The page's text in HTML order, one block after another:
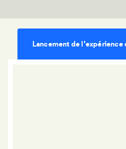
Lancement de l'expérience